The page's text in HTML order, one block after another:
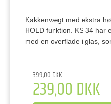
Køkkenvægt med ekstra
HOLD funktion. KS 34 har
med en overflade i glas,
399,00 DKK
239,00 DKK